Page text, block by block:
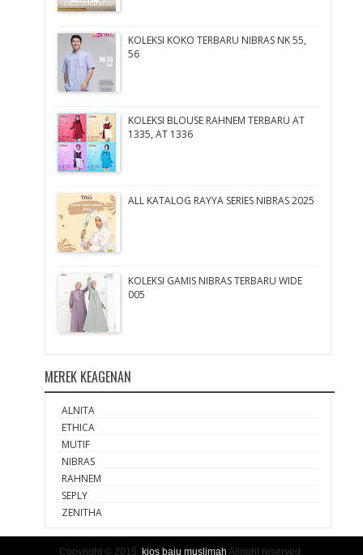
KOLEKSI KOKO TERBARU NIBRAS NK 55,
56
KOLEKSI BLOUSE RAHNEM TERBARU AT
1335, AT 1336
ALL KATALOG RAYYA SERIES NIBRAS 2025
KOLEKSI GAMIS NIBRAS TERBARU WIDE
005
MEREK KEAGENAN
ALNITA
ETHICA
MUTIF
NIBRAS
RAHNEM
SEPLY
ZENITHA
Copyright © 2015. kios baju muslimah Allright reserved.